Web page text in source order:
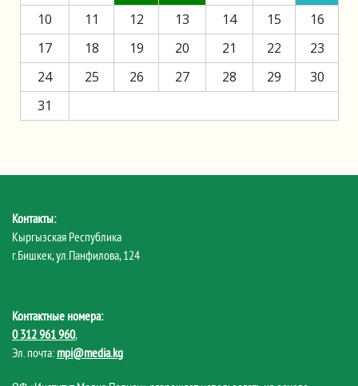
10
11 12 13 14 15
16
17
18 19 20 21 22
23
24
25 26 27 28 29
30
31
Контакты:
Кыргызская Республика
г.Бишкек, ул.Панфилова, 124
Контактные номера:
0 312 961 960,
Эл. почта: mpi@media.kg